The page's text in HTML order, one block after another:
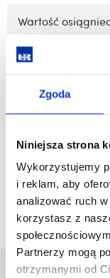
Zgoda
Niniejsza strona
Wykorzystujemy
i reklam, aby
analizować ruch
korzystasz z
Partnerzy mogą
otrzymanymi od
Wartość
ORCID
zobacz